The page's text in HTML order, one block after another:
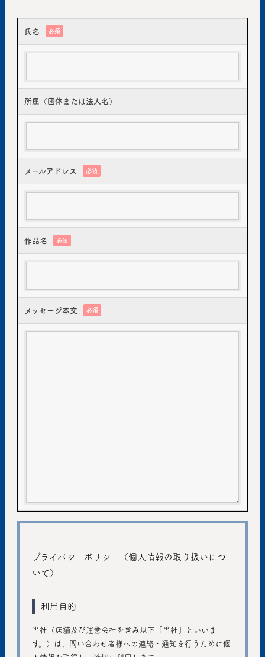
氏名 必須
所属（団体または法人名）
メールアドレス 必須
作品名 必須
メッセージ本文 必須
プライバシーポリシー（個人情報の取り扱いにつ
いて）
利用目的
当社（店舗及び運営会社を含み以下「当社」といいま
す。）は、問い合わせ者様への連絡・通知を行うために個